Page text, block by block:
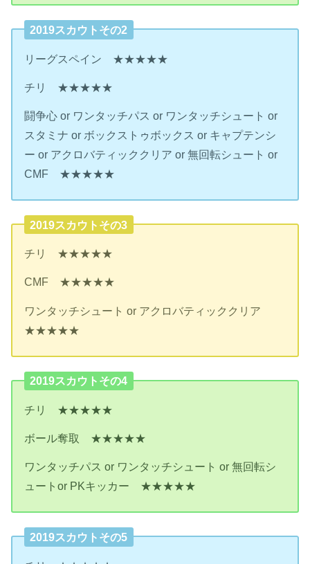
2019スカウトその2
リーグスペイン ★★★★★
チリ ★★★★★
闘争心 or ワンタッチパス or ワンタッチシュート or
スタミナ or ボックストゥボックス or キャプテンシ
ー or アクロバティッククリア or 無回転シュート or
CMF ★★★★★
2019スカウトその3
チリ ★★★★★
CMF ★★★★★
ワンタッチシュート or アクロバティッククリア
★★★★★
2019スカウトその4
チリ ★★★★★
ボール奪取 ★★★★★
ワンタッチパス or ワンタッチシュート or 無回転シ
ュートor PKキッカー ★★★★★
2019スカウトその5